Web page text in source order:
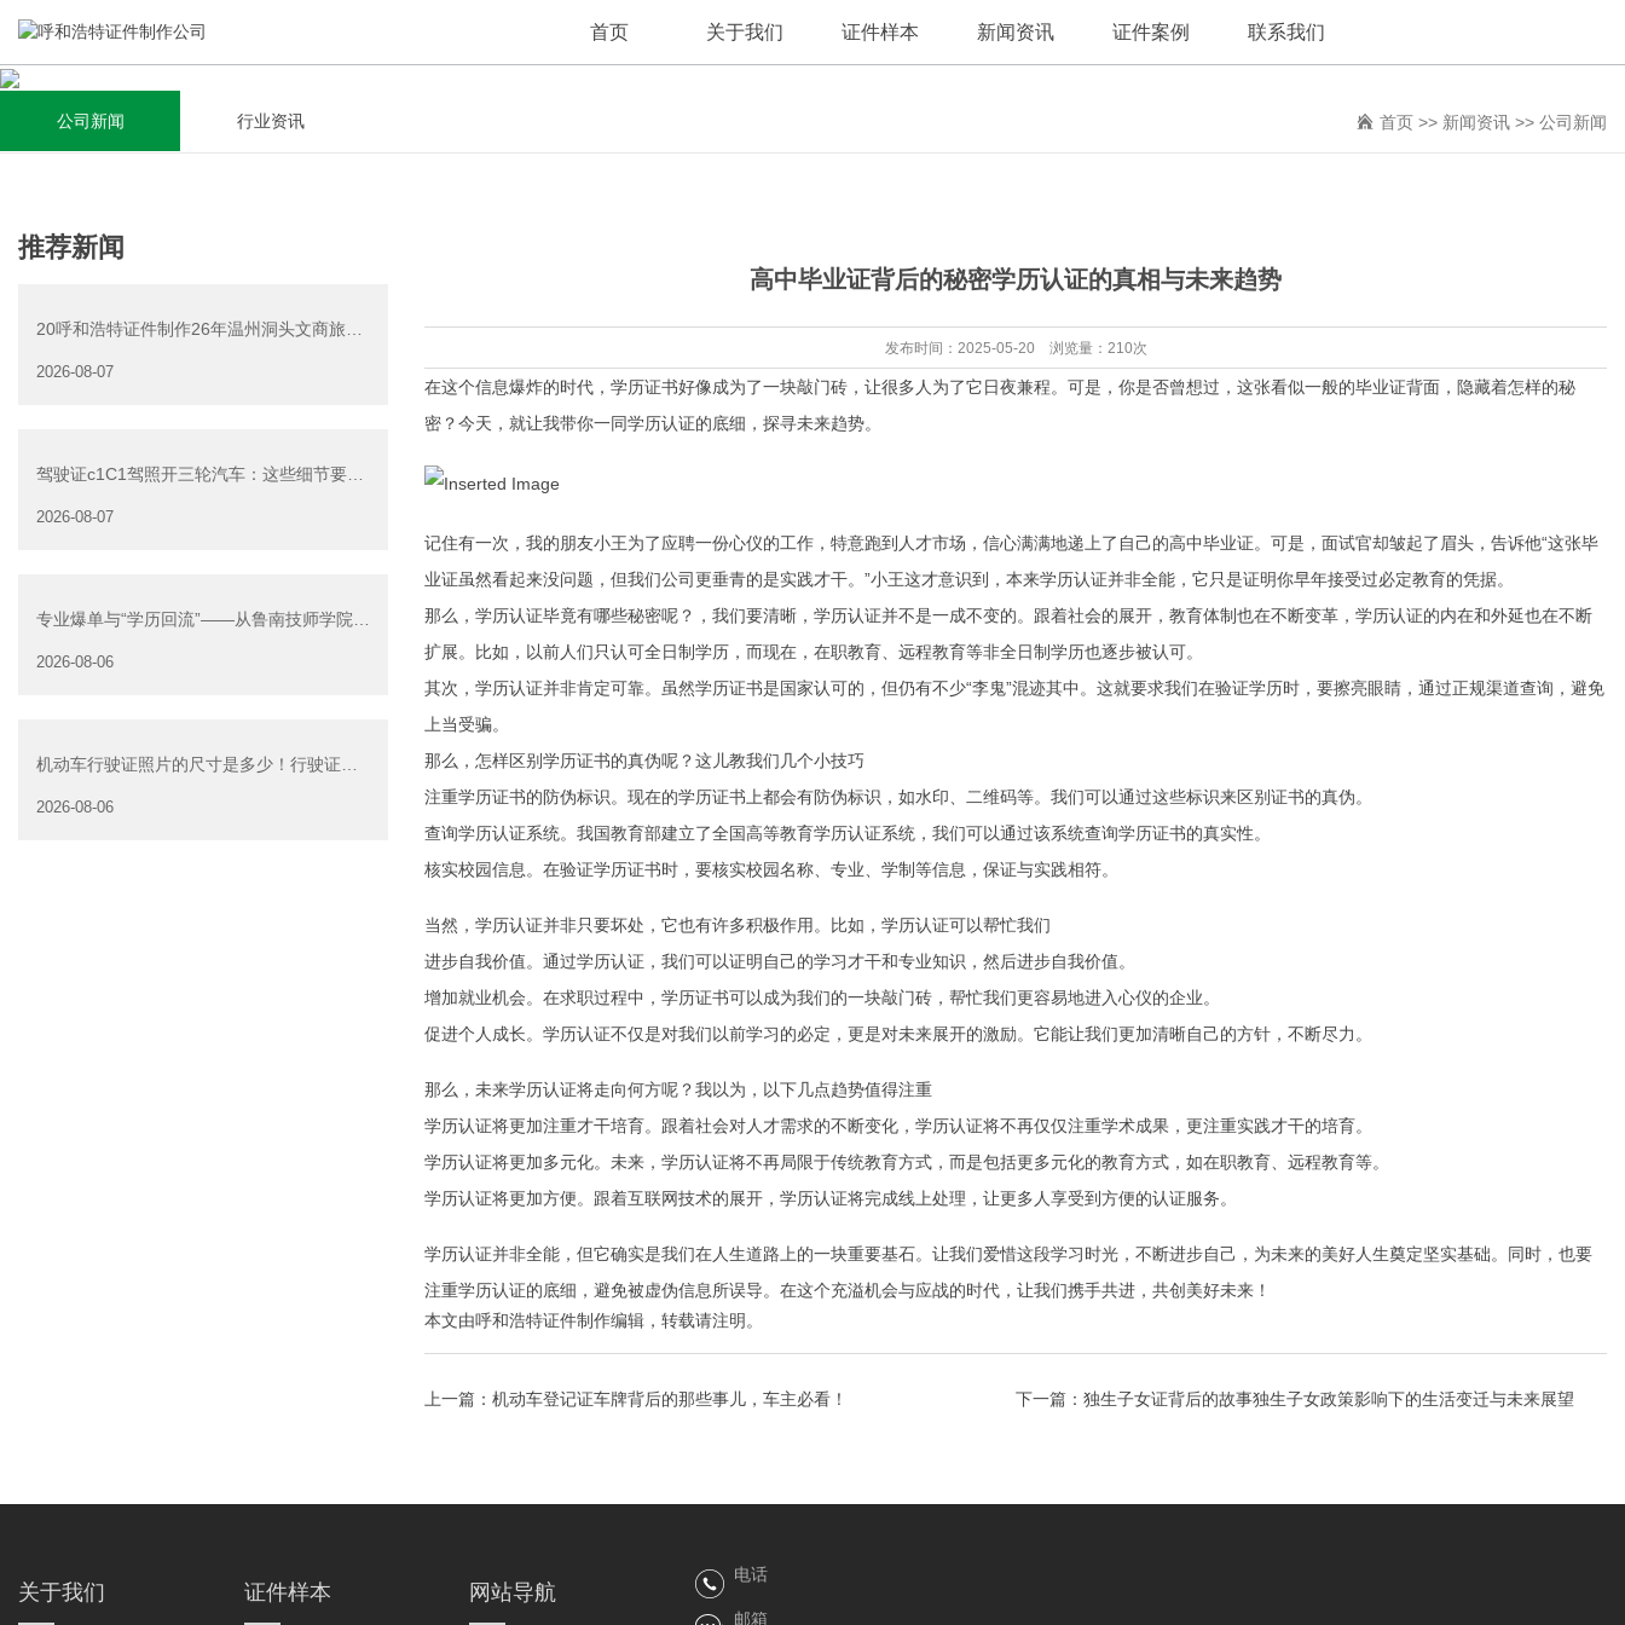
首页 关于我们
关于我们
集研发，设计，制造，安装于一体，多元化的定制需求，为上
千家企业提供过专业定制服务！
查看详情
证件样本 新闻资讯
新闻资讯
全自动流水线规模化生产，准时按期交货，年生产能力超过
40W万方米以上，拥有遍布全国的商务合作伙伴和较为完善的
查看详情
证件案例 联系我们
公司新闻 行业资讯 首页 >> 新闻资讯 >> 公司新闻
推荐新闻
20呼和浩特证件制作26年温州洞头文商旅游
2026-08-07
驾驶证c1C1驾照开三轮汽车：这些细节要注
2026-08-07
专业爆单与“学历回流”——从鲁南技师学院透
2026-08-06
机动车行驶证照片的尺寸是多少！行驶证照
2026-08-06
高中毕业证背后的秘密学历认证的真相与未来趋势
发布时间：2025-05-20 浏览量：210次
在这个信息爆炸的时代，学历证书好像成为了一块敲门砖，让很多人为了它日夜兼程。可是，你是否曾想过，这张看似一般的毕业证背面，隐藏着怎样的秘
密？今天，就让我带你一同学历认证的底细，探寻未来趋势。
记住有一次，我的朋友小王为了应聘一份心仪的工作，特意跑到人才市场，信心满满地递上了自己的高中毕业证。可是，面试官却皱起了眉头，告诉他“这张毕
业证虽然看起来没问题，但我们公司更垂青的是实践才干。”小王这才意识到，本来学历认证并非全能，它只是证明你早年接受过必定教育的凭据。
那么，学历认证毕竟有哪些秘密呢？，我们要清晰，学历认证并不是一成不变的。跟着社会的展开，教育体制也在不断变革，学历认证的内在和外延也在不断
扩展。比如，以前人们只认可全日制学历，而现在，在职教育、远程教育等非全日制学历也逐步被认可。
其次，学历认证并非肯定可靠。虽然学历证书是国家认可的，但仍有不少“李鬼”混迹其中。这就要求我们在验证学历时，要擦亮眼睛，通过正规渠道查询，避免
上当受骗。
那么，怎样区别学历证书的真伪呢？这儿教我们几个小技巧
注重学历证书的防伪标识。现在的学历证书上都会有防伪标识，如水印、二维码等。我们可以通过这些标识来区别证书的真伪。
查询学历认证系统。我国教育部建立了全国高等教育学历认证系统，我们可以通过该系统查询学历证书的真实性。
核实校园信息。在验证学历证书时，要核实校园名称、专业、学制等信息，保证与实践相符。
当然，学历认证并非只要坏处，它也有许多积极作用。比如，学历认证可以帮忙我们
进步自我价值。通过学历认证，我们可以证明自己的学习才干和专业知识，然后进步自我价值。
增加就业机会。在求职过程中，学历证书可以成为我们的一块敲门砖，帮忙我们更容易地进入心仪的企业。
促进个人成长。学历认证不仅是对我们以前学习的必定，更是对未来展开的激励。它能让我们更加清晰自己的方针，不断尽力。
那么，未来学历认证将走向何方呢？我以为，以下几点趋势值得注重
学历认证将更加注重才干培育。跟着社会对人才需求的不断变化，学历认证将不再仅仅注重学术成果，更注重实践才干的培育。
学历认证将更加多元化。未来，学历认证将不再局限于传统教育方式，而是包括更多元化的教育方式，如在职教育、远程教育等。
学历认证将更加方便。跟着互联网技术的展开，学历认证将完成线上处理，让更多人享受到方便的认证服务。
学历认证并非全能，但它确实是我们在人生道路上的一块重要基石。让我们爱惜这段学习时光，不断进步自己，为未来的美好人生奠定坚实基础。同时，也要
注重学历认证的底细，避免被虚伪信息所误导。在这个充溢机会与应战的时代，让我们携手共进，共创美好未来！
本文由呼和浩特证件制作编辑，转载请注明。
上一篇： 机动车登记证车牌背后的那些事儿，车主必看！ 下一篇： 独生子女证背后的故事独生子女政策影响下的生活变迁与未来展望
关于我们 证件样本 网站导航
电话
邮箱